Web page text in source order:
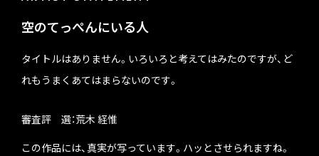
空のてっぺんにいる人
タイトルはありません。いろいろと考えてはみたのですが、ど
れもうまくあてはまらないのです。
審査評 選：荒木 経惟
この作品には、真実が写っています。ハッとさせられますね。